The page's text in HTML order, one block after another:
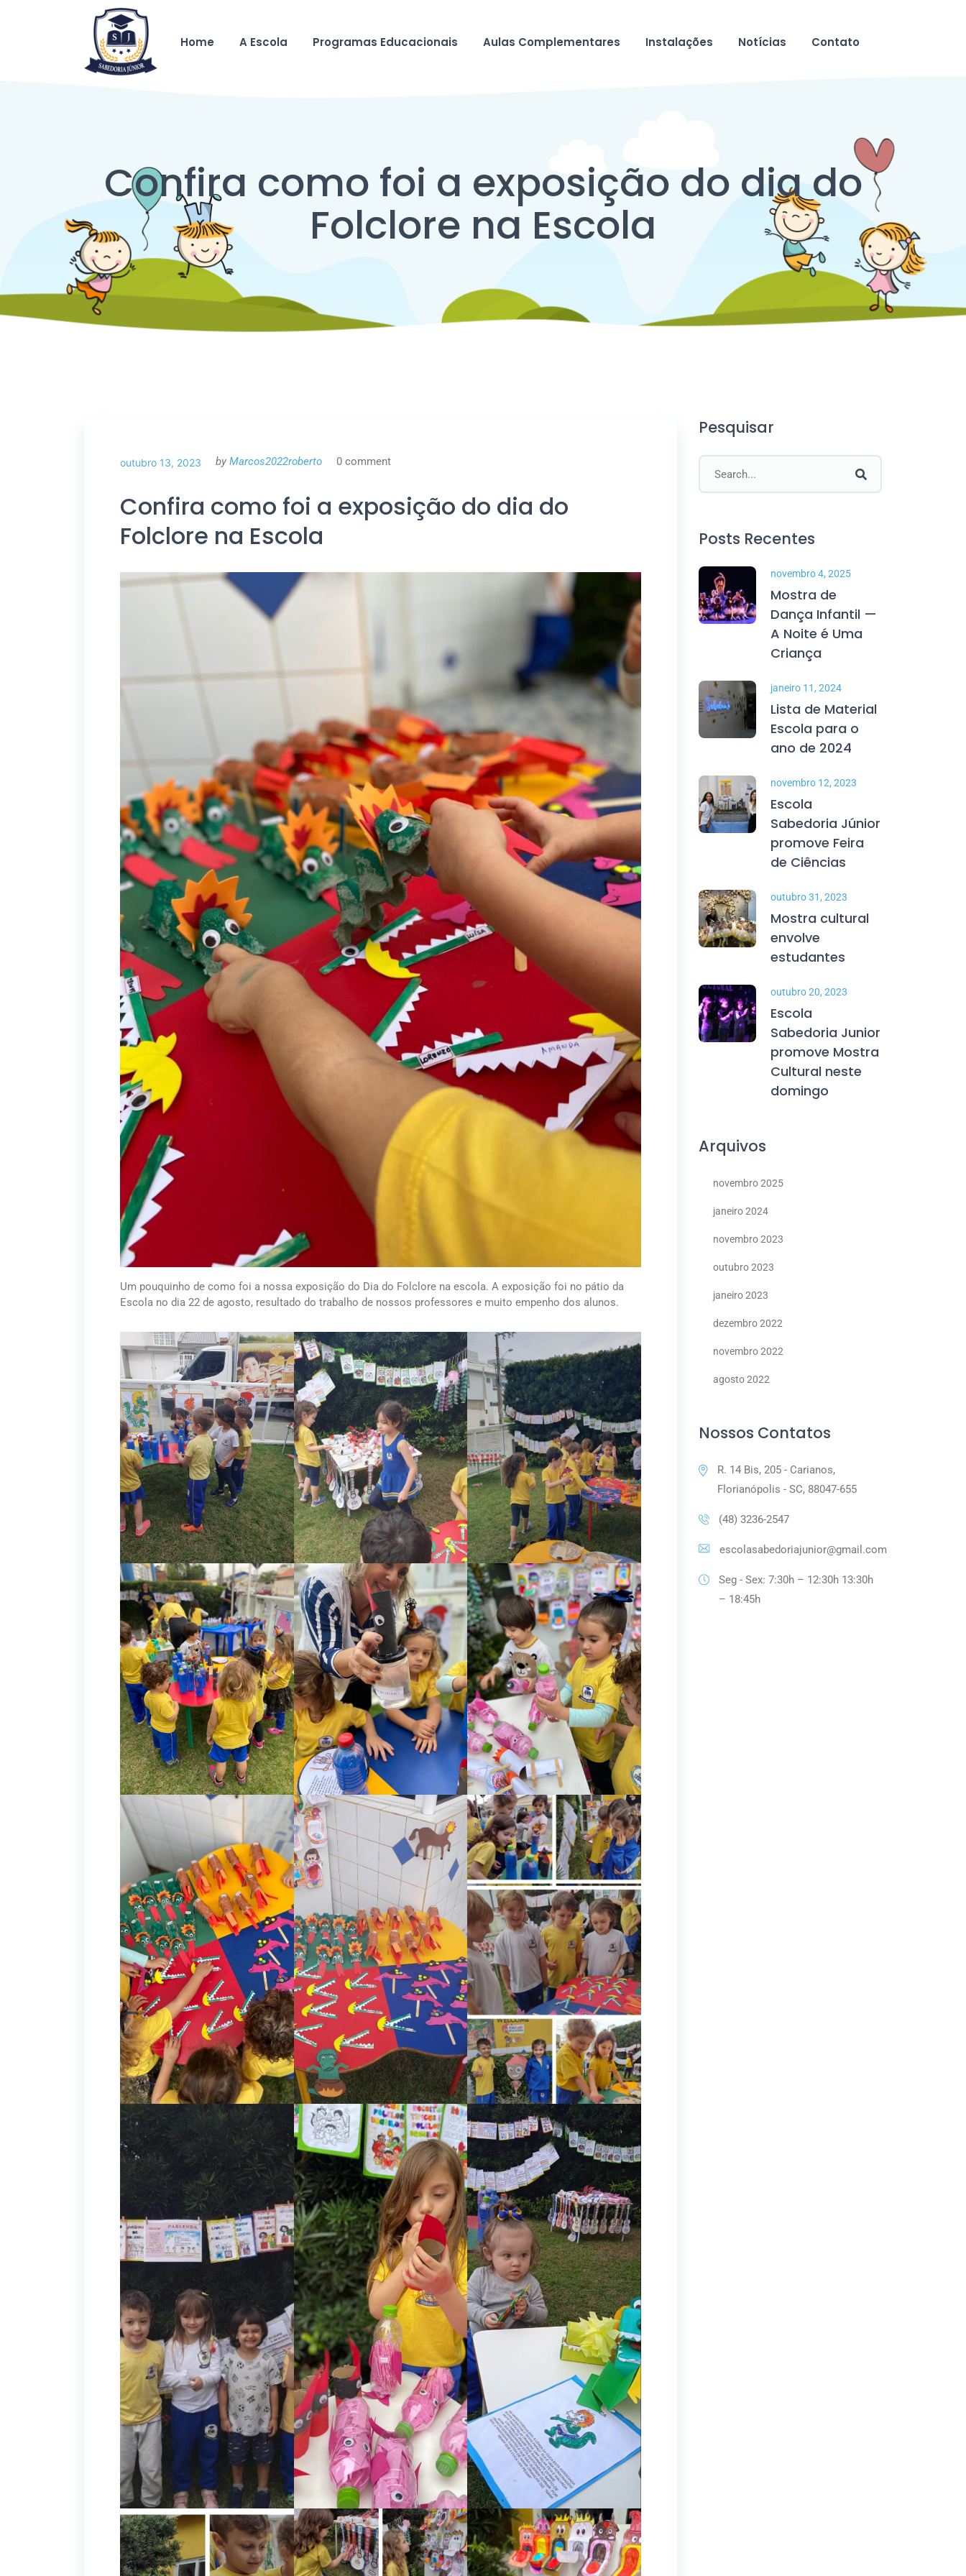
Home A Escola Programas Educacionais Aulas Complementares Instalações Notícias Contato
Confira como foi a exposição do dia do
Folclore na Escola
outubro 13, 2023 by Marcos2022roberto 0 comment
Confira como foi a exposição do dia do
Folclore na Escola
Um pouquinho de como foi a nossa exposição do Dia do Folclore na escola. A exposição foi no pátio da
Escola no dia 22 de agosto, resultado do trabalho de nossos professores e muito empenho dos alunos.
Pesquisar
Posts Recentes
novembro 4, 2025
Mostra de
Dança Infantil —
A Noite é Uma
Criança
janeiro 11, 2024
Lista de Material
Escola para o
ano de 2024
novembro 12, 2023
Escola
Sabedoria Júnior
promove Feira
de Ciências
outubro 31, 2023
Mostra cultural
envolve
estudantes
outubro 20, 2023
Escola
Sabedoria Junior
promove Mostra
Cultural neste
domingo
Arquivos
novembro 2025
janeiro 2024
novembro 2023
outubro 2023
janeiro 2023
dezembro 2022
novembro 2022
agosto 2022
Nossos Contatos
R. 14 Bis, 205 - Carianos,
Florianópolis - SC, 88047-655
(48) 3236-2547
escolasabedoriajunior@gmail.com
Seg - Sex: 7:30h – 12:30h 13:30h
– 18:45h